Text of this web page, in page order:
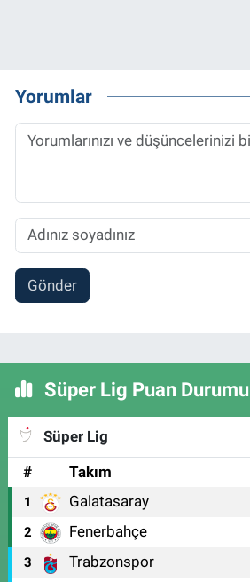
Yorumlar
Gönder
Süper Lig Puan Durumu
Süper Lig
#
Takım
1 Galatasaray
2 Fenerbahçe
3 Trabzonspor